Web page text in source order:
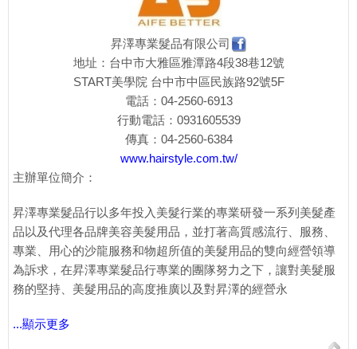
昇澤專業髮品有限公司
地址：台中市大雅區雅潭路4段38巷12號
START美學院 台中市中區民族路92號5F
電話：04-2560-6913
行動電話：0931605539
傳真：04-2560-6384
www.hairstyle.com.tw/
主辦單位簡介：
昇澤專業髮品行以多年投入美髮行業的專業研發一系列美髮產
品以及代理各品牌美容美髮用品，並打著高質感流行、服務、
專業、用心的沙龍服務和物超所值的美髮用品的雙向經營領導
為訴求，在昇澤專業髮品行專業的團隊努力之下，讓對美髮服
務的堅持、美髮用品的高度推廣以及對昇澤的經營永
...顯示更多